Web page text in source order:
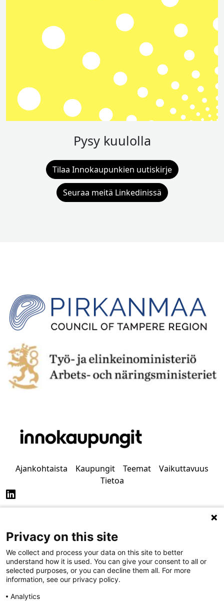
Pysy kuulolla
Tilaa Innokaupunkien uutiskirje
Seuraa meitä Linkedinissä
Ajankohtaista Kaupungit Teemat
Vaikuttavuus
Tietoa
Tietosuoja Saavutettavuus
Privacy on this site
We collect and process your data on this site to better
understand how it is used. You can give your consent to all or
selected purposes, or you can decline them all. For more
information, see our privacy policy.
Analytics